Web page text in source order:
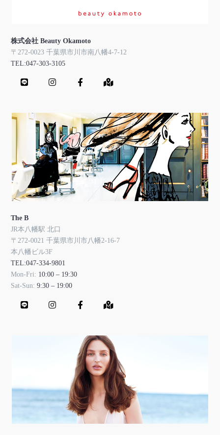
株式会社 Beauty Okamoto
〒272-0023 千葉県市川市南八幡4-7-12
TEL:047-303-3105
The B
JR本八幡駅 北口
〒272-0021 千葉県市川市八幡2-16-7
本八幡ビル3F
TEL:047-334-9801
Mon-Fri: 10:00 – 19:30
Sat-Sun:9:30 – 19:00